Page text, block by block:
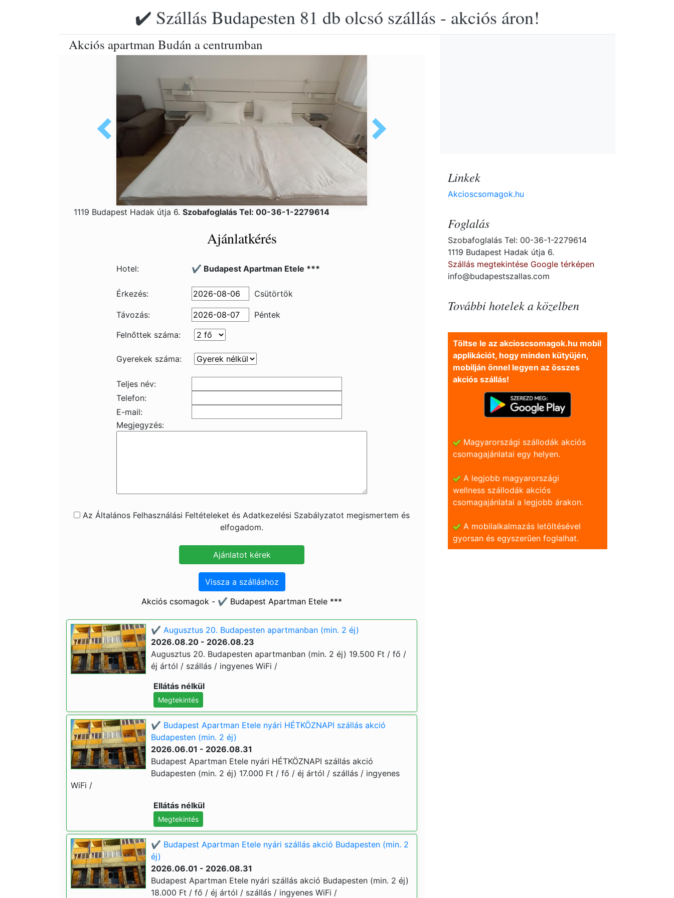
✔️ Szállás Budapesten 81 db olcsó szállás - akciós áron!
Akciós apartman Budán a centrumban
1119 Budapest Hadak útja 6. Szobafoglalás Tel: 00-36-1-2279614
Ajánlatkérés
Hotel: ✔️ Budapest Apartman Etele ***
Érkezés: Csütörtök
Távozás:
Péntek
Felnőttek száma:
Gyerekek száma:
Teljes név:
Telefon:
E-mail:
Megjegyzés:
Az Általános Felhasználási Feltételeket és Adatkezelési Szabályzatot megismertem és
elfogadom.
Vissza a szálláshoz
Akciós csomagok - ✔️ Budapest Apartman Etele ***
✔️ Augusztus 20. Budapesten apartmanban (min. 2 éj)
2026.08.20 - 2026.08.23
Augusztus 20. Budapesten apartmanban (min. 2 éj) 19.500 Ft / fő /
éj ártól / szállás / ingyenes WiFi /
Ellátás nélkül
Megtekintés
✔️ Budapest Apartman Etele nyári HÉTKÖZNAPI szállás akció
Budapesten (min. 2 éj)
2026.06.01 - 2026.08.31
Budapest Apartman Etele nyári HÉTKÖZNAPI szállás akció
Budapesten (min. 2 éj) 17.000 Ft / fő / éj ártól / szállás / ingyenes
WiFi /
Ellátás nélkül
Megtekintés
✔️ Budapest Apartman Etele nyári szállás akció Budapesten (min. 2
éj)
2026.06.01 - 2026.08.31
Budapest Apartman Etele nyári szállás akció Budapesten (min. 2 éj)
18.000 Ft / fő / éj ártól / szállás / ingyenes WiFi /
Linkek
Akcioscsomagok.hu
Foglalás
Szobafoglalás Tel: 00-36-1-2279614
1119 Budapest Hadak útja 6.
Szállás megtekintése Google térképen
info@budapestszallas.com
További hotelek a közelben
Töltse le az akcioscsomagok.hu mobil
applikációt, hogy minden kütyüjén,
mobilján önnel legyen az összes
akciós szállás!
Magyarországi szállodák akciós
csomagajánlatai egy helyen.
A legjobb magyarországi
wellness szállodák akciós
csomagajánlatai a legjobb árakon.
A mobilalkalmazás letöltésével
gyorsan és egyszerũen foglalhat.